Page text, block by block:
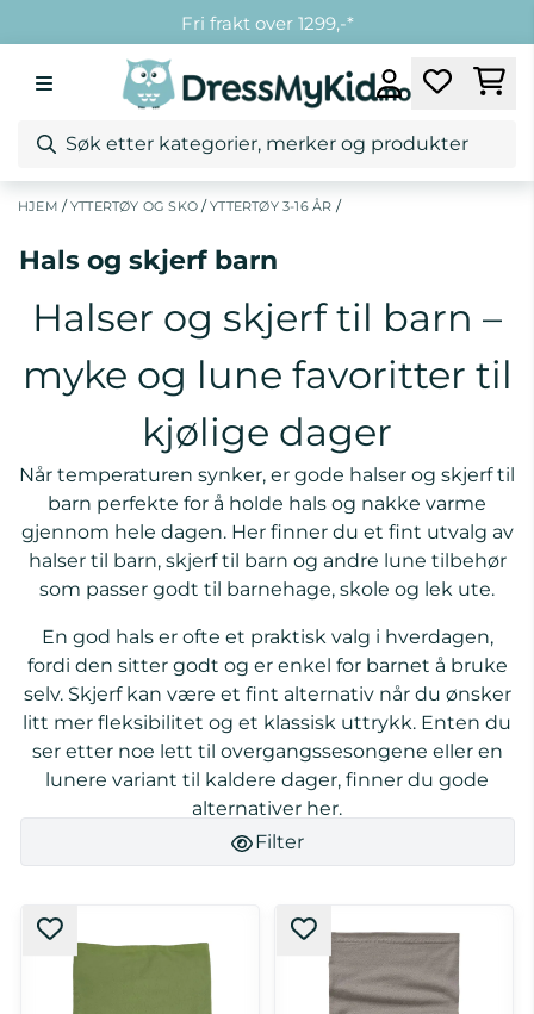
Fri frakt over 1299,-*
Kundeklubb
HJEM /YTTERTØY OG SKO/YTTERTØY 3-16 ÅR /
Hals og skjerf barn
Halser og skjerf til barn –
myke og lune favoritter til
kjølige dager
Når temperaturen synker, er gode halser og skjerf til
barn perfekte for å holde hals og nakke varme
gjennom hele dagen. Her finner du et fint utvalg av
halser til barn, skjerf til barn og andre lune tilbehør
som passer godt til barnehage, skole og lek ute.
En god hals er ofte et praktisk valg i hverdagen,
fordi den sitter godt og er enkel for barnet å bruke
selv. Skjerf kan være et fint alternativ når du ønsker
litt mer fleksibilitet og et klassisk uttrykk. Enten du
ser etter noe lett til overgangssesongene eller en
lunere variant til kaldere dager, finner du gode
alternativer her.
Filter